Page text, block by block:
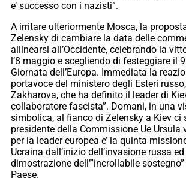
e’ successo con i nazisti”.
A irritare ulteriormente Mosca, la
Zelensky di cambiare la data delle
allinearsi all’Occidente, celebrando la
l’8 maggio e scegliendo di festeggiare il
Giornata dell’Europa. Immediata la
portavoce del ministero degli Esteri
Zakharova, che ha definito il leader di
collaboratore fascista”. Domani, in una
simbolica, al fianco di Zelensky a Kiev ci
presidente della Commissione Ue Ursula
per la leader europea e’ la quinta
Ucraina dall’inizio dell’invasione russa ed
dimostrazione dell’”incrollabile
Paese.